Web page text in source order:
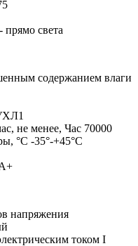
прямо света
содержанием влаги
не менее, Час 70000
°С -35°-+45°C
напряжения
током I